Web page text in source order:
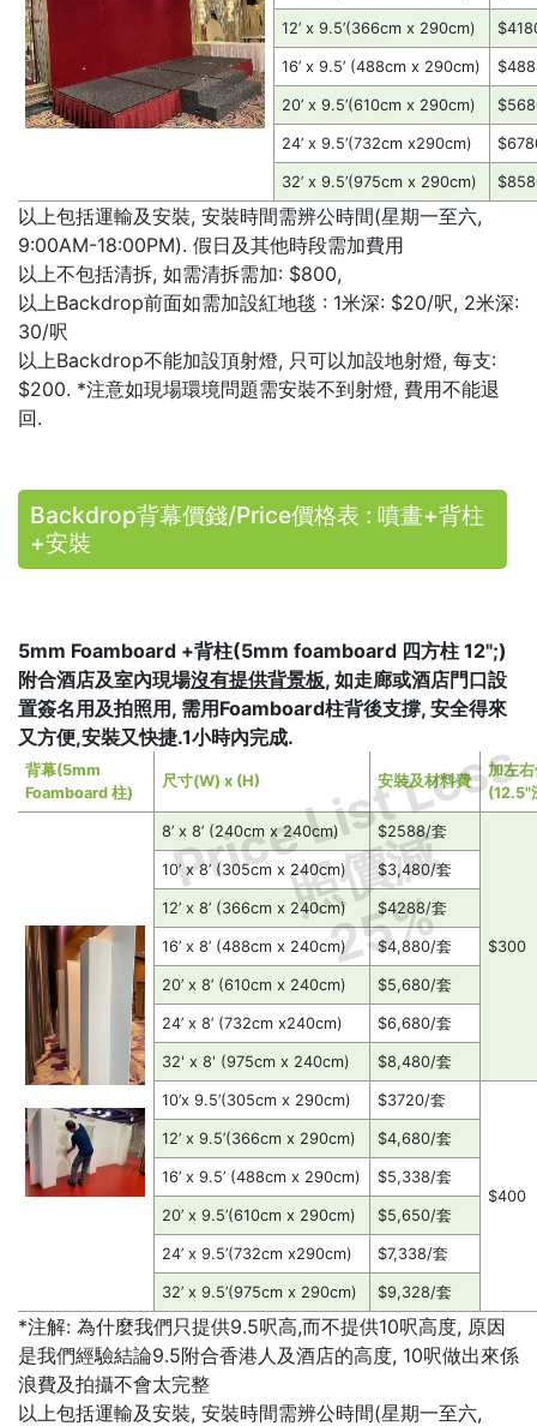
Price List Less
照價減
25%
12’ x 9.5’(366cm x 290cm)
16’ x 9.5’ (488cm x 290cm)
20’ x 9.5’(610cm x 290cm)
24’ x 9.5’(732cm x290cm)
32’ x 9.5’(975cm x 290cm)
以上包括運輸及安裝, 安裝時間需辨公時間(星期一至六,
9:00AM-18:00PM). 假日及其他時段需加費用
以上不包括清拆, 如需清拆需加: $800,
以上Backdrop前面如需加設紅地毯 : 1米深: $20/呎, 2米深:
30/呎
以上Backdrop不能加設頂射燈, 只可以加設地射燈, 每支:
$200. *注意如現場環境問題需安裝不到射燈, 費用不能退
回.
Backdrop背幕價錢/Price價格表 : 噴畫+背柱
+安裝
5mm Foamboard +背柱(5mm foamboard 四方柱 12";)
附合酒店及室內現場沒有提供背景板, 如走廊或酒店門口設
置簽名用及拍照用, 需用Foamboard柱背後支撐, 安全得來
又方便,安裝又快捷.1小時內完成.
背幕(5mm
Foamboard 柱)
尺寸(W) x (H) 安裝及材料費
加左
(12.5"
8’ x 8’ (240cm x 240cm) $2588/套
$300
10’ x 8’ (305cm x 240cm) $3,480/套
12’ x 8’ (366cm x 240cm) $4288/套
16’ x 8’ (488cm x 240cm) $4,880/套
20’ x 8’ (610cm x 240cm) $5,680/套
24’ x 8’ (732cm x240cm) $6,680/套
32' x 8' (975cm x 240cm) $8,480/套
10’x 9.5’(305cm x 290cm) $3720/套
$400
12’ x 9.5’(366cm x 290cm) $4,680/套
16’ x 9.5’ (488cm x 290cm) $5,338/套
20’ x 9.5’(610cm x 290cm) $5,650/套
24’ x 9.5’(732cm x290cm) $7,338/套
32’ x 9.5’(975cm x 290cm) $9,328/套
*注解: 為什麼我們只提供9.5呎高,而不提供10呎高度, 原因
是我們經驗結論9.5附合香港人及酒店的高度, 10呎做出來係
浪費及拍攝不會太完整
以上包括運輸及安裝, 安裝時間需辨公時間(星期一至六,